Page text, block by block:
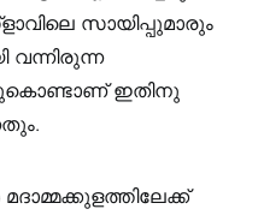
സായിപ്പുമാരും
വന്നിരുന്ന
ഇതിനു